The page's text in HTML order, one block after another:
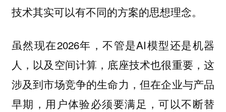
技术其实可以有不同的方案的思想理念。
虽然现在2026年，不管是AI模型还是机器
人，以及空间计算，底座技术也很重要，这
涉及到市场竞争的生命力，但在企业与产品
早期，用户体验必须要满足，可以不断替